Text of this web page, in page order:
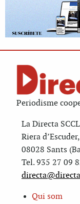
Periodisme
La Directa SCCL
Riera
08028 Sants
Tel. 935 27 09
Qui som